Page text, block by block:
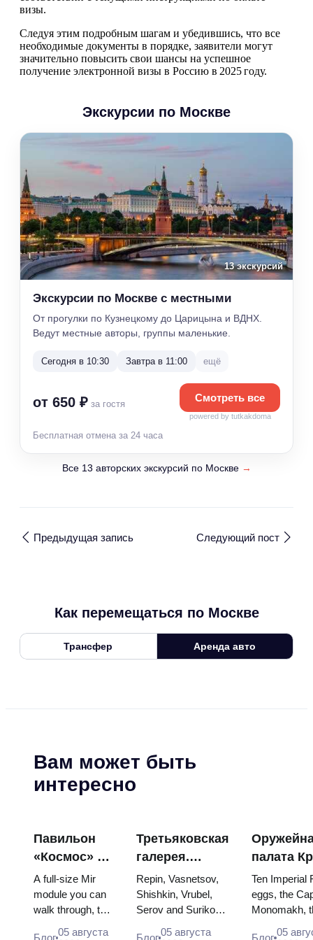
визы.
Следуя этим подробным шагам и убедившись, что все
необходимые документы в порядке, заявители могут
значительно повысить свои шансы на успешное
получение электронной визы в Россию в 2025 году.
Экскурсии по Москве
13 экскурсий
Экскурсии по Москве с местными
От прогулки по Кузнецкому до Царицына и ВДНХ.
Ведут местные авторы, группы маленькие.
Сегодня в 10:30 Завтра в 11:00 ещё
от 650 ₽ за гостя
Смотреть все
powered by tutkakdoma
Бесплатная отмена за 24 часа
Все 13 авторских экскурсий по Москве →
Предыдущая запись Следующий пост
Как перемещаться по Москве
Трансфер Аренда авто
Вам может быть
интересно
Павильон
«Космос» на
ВДНХ:
внутри
самой
большой
A full-size Mir
module you can
walk through, the
05 августа
Третьяковская
галерея.
Шедевры:
картины, ради
которых стоит
строить
Repin, Vasnetsov,
Shishkin, Vrubel,
Serov and Surikov
05 августа
палата
яйца
троны и
одеяния
Ten Imperial
eggs, the
Monomakh,
05